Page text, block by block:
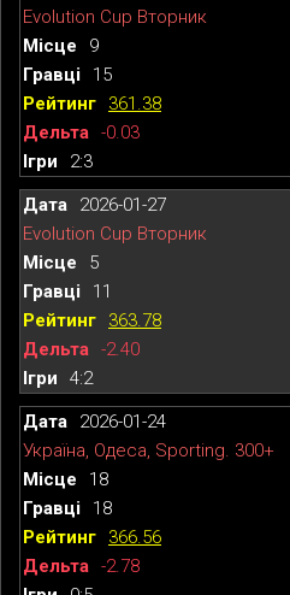
Evolution Cup Вторник
9
15
361.38
-0.03
2:3
2026-01-27
Evolution Cup Вторник
5
11
363.78
-2.40
4:2
2026-01-24
Україна, Одеса, Sporting. 300+
18
18
366.56
-2.78